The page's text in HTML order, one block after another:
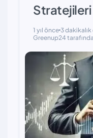
Stratejileri
1 yıl önce 3
Greenup24